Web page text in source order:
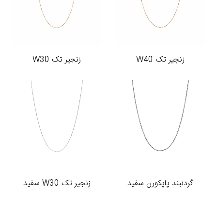
زنجیر تک W40 زنجیر تک W30
گردنبند پاپکورن سفید زنجیر تک W30 سفید